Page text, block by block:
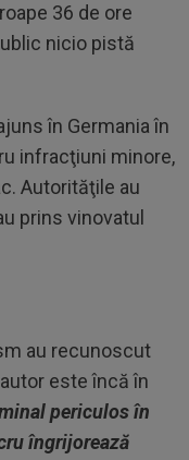
36 de ore
nicio pistă
în Germania în
infracţiuni minore,
Autorităţile au
prins vinovatul
au recunoscut
este încă în
periculos în
îngrijorează